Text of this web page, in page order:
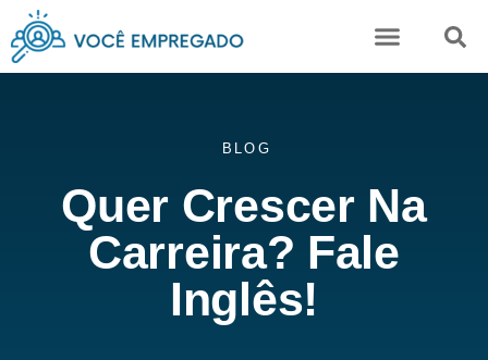
BLOG
Quer Crescer Na
Carreira? Fale
Inglês!